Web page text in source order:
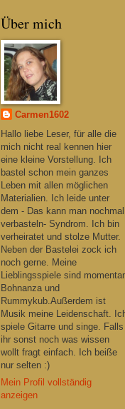
Über mich
Carmen1602
Hallo liebe Leser, für alle die
mich nicht real kennen hier
eine kleine Vorstellung. Ich
bastel schon mein ganzes
Leben mit allen möglichen
Materialien. Ich leide unter
dem - Das kann man nochmal
verbasteln- Syndrom. Ich bin
verheiratet und stolze Mutter.
Neben der Bastelei zock ich
noch gerne. Meine
Lieblingsspiele sind
Bohnanza und
Rummykub.Außerdem ist
Musik meine Leidenschaft.
spiele Gitarre und singe. Falls
ihr sonst noch was wissen
wollt fragt einfach. Ich beiße
nur selten :)
Mein Profil vollständig
anzeigen